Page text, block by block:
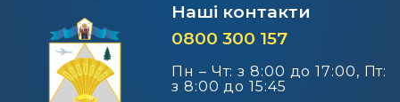
Наші контакти
0800 300 157
Пн – Чт: з 8:00 до 17:00, Пт:
з 8:00 до 15:45